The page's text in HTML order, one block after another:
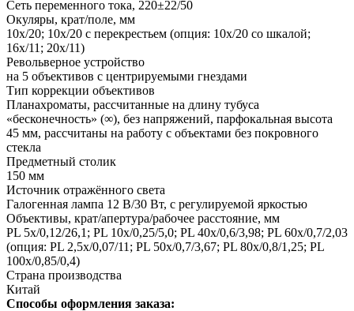
Сеть переменного тока, 220±22/50
Окуляры, крат/поле, мм
10х/20; 10x/20 с перекрестьем (опция: 10x/20 со шкалой;
16x/11; 20х/11)
Револьверное устройство
на 5 объективов с центрируемыми гнездами
Тип коррекции объективов
Планахроматы, рассчитанные на длину тубуса
«бесконечность» (∞), без напряжений, парфокальная высота
45 мм, рассчитаны на работу с объектами без покровного
стекла
Предметный столик
150 мм
Источник отражённого света
Галогенная лампа 12 В/30 Вт, с регулируемой яркостью
Объективы, крат/апертура/рабочее расстояние, мм
PL 5x/0,12/26,1; PL 10x/0,25/5,0; PL 40x/0,6/3,98; PL 60x/0,7/2,03
(опция: PL 2,5x/0,07/11; PL 50x/0,7/3,67; PL 80x/0,8/1,25; PL
100x/0,85/0,4)
Страна производства
Китай
Способы оформления заказа: